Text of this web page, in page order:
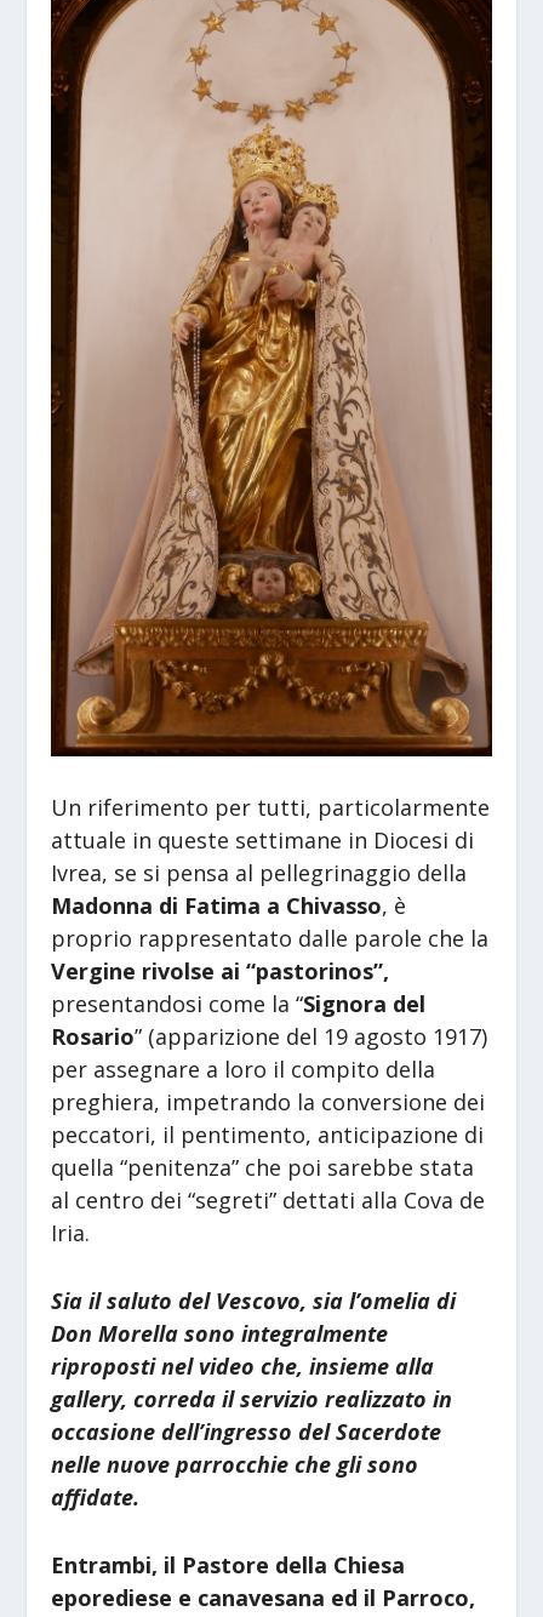
Un riferimento per tutti, particolarmente
attuale in queste settimane in Diocesi di
Ivrea, se si pensa al pellegrinaggio della
Madonna di Fatima a Chivasso, è
proprio rappresentato dalle parole che la
Vergine rivolse ai “pastorinos”,
presentandosi come la “Signora del
Rosario” (apparizione del 19 agosto 1917)
per assegnare a loro il compito della
preghiera, impetrando la conversione dei
peccatori, il pentimento, anticipazione di
quella “penitenza” che poi sarebbe stata
al centro dei “segreti” dettati alla Cova de
Iria.
Sia il saluto del Vescovo, sia l’omelia di
Don Morella sono integralmente
riproposti nel video che, insieme alla
gallery, correda il servizio realizzato in
occasione dell’ingresso del Sacerdote
nelle nuove parrocchie che gli sono
affidate.
Entrambi, il Pastore della Chiesa
eporediese e canavesana ed il Parroco,